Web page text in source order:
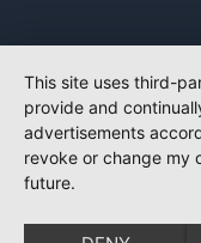
This site uses third-
provide and
advertisements
revoke or change my
future.